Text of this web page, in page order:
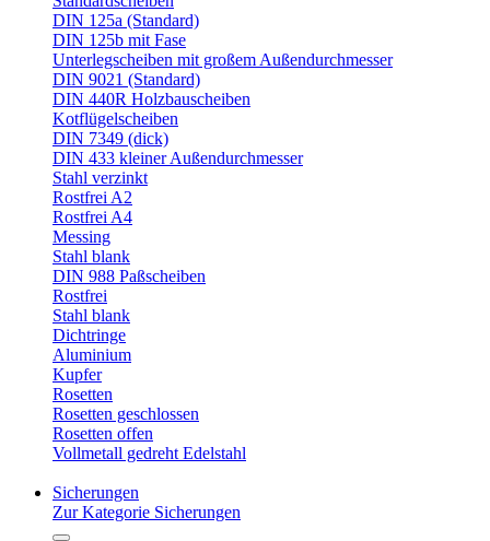
DIN 125a (Standard)
DIN 125b mit Fase
Unterlegscheiben mit großem Außendurchmesser
DIN 9021 (Standard)
DIN 440R Holzbauscheiben
Kotflügelscheiben
DIN 7349 (dick)
DIN 433 kleiner Außendurchmesser
Stahl verzinkt
Rostfrei A2
Rostfrei A4
Messing
Stahl blank
DIN 988 Paßscheiben
Rostfrei
Stahl blank
Dichtringe
Aluminium
Kupfer
Rosetten
Rosetten geschlossen
Rosetten offen
Vollmetall gedreht Edelstahl
Sicherungen
Zur Kategorie Sicherungen